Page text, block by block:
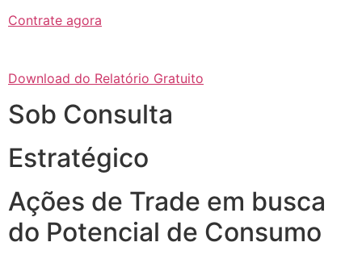
Contrate agora
Download do Relatório Gratuito
Sob Consulta
Estratégico
Ações de Trade em busca
do Potencial de Consumo